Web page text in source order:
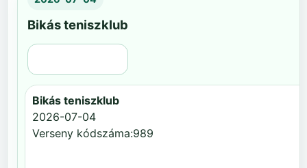
Bikás teniszklub
Bikás teniszklub
2026-07-04
Verseny kódszáma:989